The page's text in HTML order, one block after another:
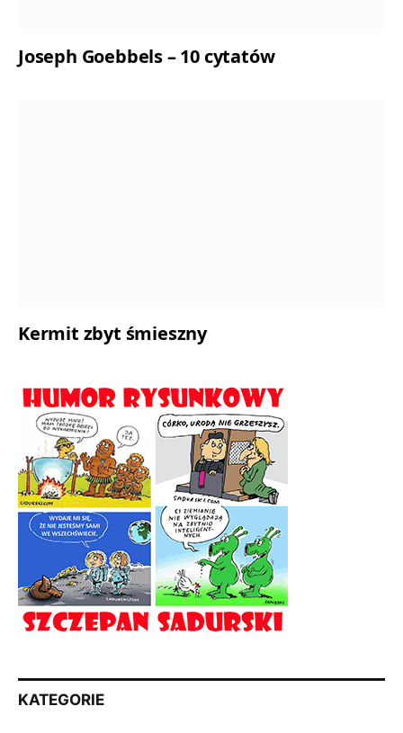
Joseph Goebbels – 10 cytatów
Kermit zbyt śmieszny
KATEGORIE